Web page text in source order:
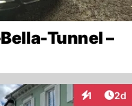
Tunnel –
1 2d